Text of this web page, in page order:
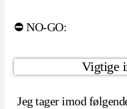
⛔️ NO-GO:
Vigtige
Jeg tager imod